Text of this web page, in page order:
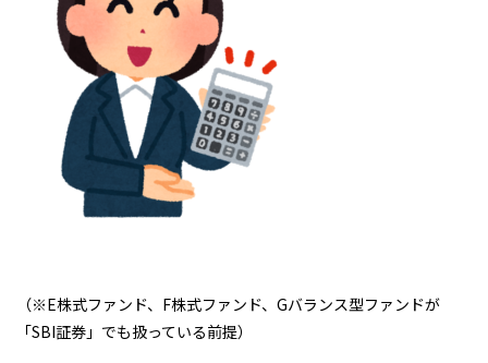
（※E株式ファンド、F株式ファンド、Gバランス型ファンドが
「SBI証券」でも扱っている前提）